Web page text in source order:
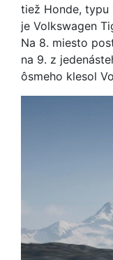
tiež Honde, typu
je Volkswagen
Na 8. miesto
na 9. z
ôsmeho klesol